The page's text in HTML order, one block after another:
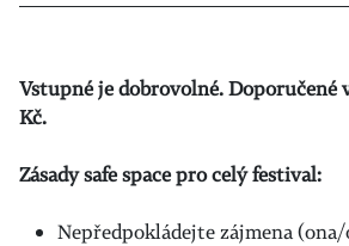
Vstupné je dobrovolné. Doporučené
Kč.
Zásady safe space pro celý festival:
Nepředpokládejte zájmena